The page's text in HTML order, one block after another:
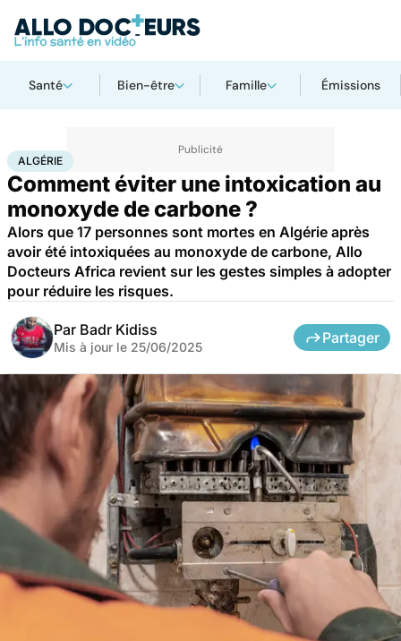
Santé Bien-être Famille Émissions
AccueilSanté Bobos du quotidien Algérie
ALGÉRIE
Comment éviter une intoxication au
monoxyde de carbone ?
Alors que 17 personnes sont mortes en Algérie après
avoir été intoxiquées au monoxyde de carbone, Allo
Docteurs Africa revient sur les gestes simples à adopter
pour réduire les risques.
Par Badr Kidiss
Mis à jour le 25/06/2025
Partager